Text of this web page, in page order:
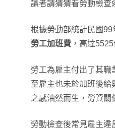
讀者請猜猜看勞動檢查
根據勞動部統計民國
勞工加班費 ，高達5525
勞工為雇主付出了其職
至雇主也未於加班後給
之感油然而生，勞資關
勞動檢查後常見雇主違